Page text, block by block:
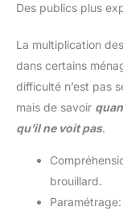
Des publics plus
La multiplication
dans certains
difficulté n’est pas
mais de savoir
qu’il ne voit pas.
brouillard.